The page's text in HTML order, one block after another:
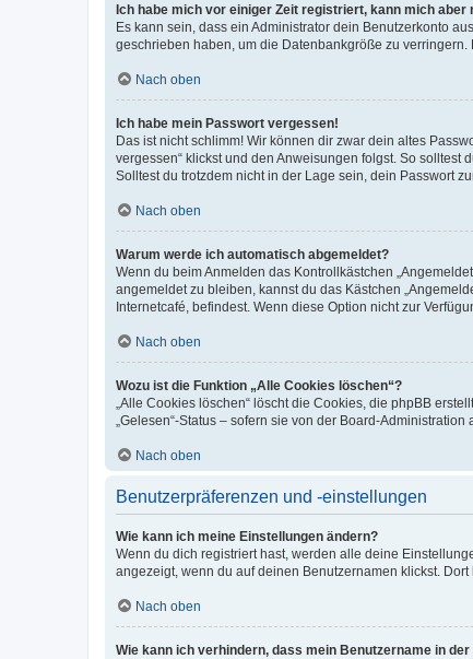
Ich habe mich vor einiger Zeit registriert, kann mich aber
Es kann sein, dass ein Administrator dein Benutzerkonto
geschrieben haben, um die Datenbankgröße zu
Nach oben
Ich habe mein Passwort vergessen!
Das ist nicht schlimm! Wir können dir zwar dein altes
vergessen“ klickst und den Anweisungen folgst. So solltest
Solltest du trotzdem nicht in der Lage sein, dein Passwort
Nach oben
Warum werde ich automatisch abgemeldet?
Wenn du beim Anmelden das Kontrollkästchen
angemeldet zu bleiben, kannst du das Kästchen
Internetcafé, befindest. Wenn diese Option nicht zur
Nach oben
Wozu ist die Funktion „Alle Cookies löschen“?
„Alle Cookies löschen“ löscht die Cookies, die phpBB
„Gelesen“-Status – sofern sie von der Board-
Nach oben
Benutzerpräferenzen und -einstellungen
Wie kann ich meine Einstellungen ändern?
Wenn du dich registriert hast, werden alle deine
angezeigt, wenn du auf deinen Benutzernamen klickst.
Nach oben
Wie kann ich verhindern, dass mein Benutzername in